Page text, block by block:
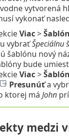
vytvorená
vykonať
Viac>
vybraťŠpeciálnu
šablónu nový
bude
Viac>
Presunúťa
ktorej má John
medzi